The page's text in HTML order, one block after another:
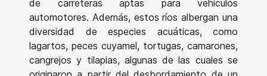
de carreteras aptas para vehículos
automotores. Además, estos ríos albergan una
diversidad de especies acuáticas, como
lagartos, peces cuyamel, tortugas, camarones,
cangrejos y tilapias, algunas de las cuales se